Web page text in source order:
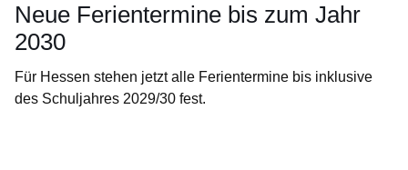
Neue Ferientermine bis zum Jahr
2030
Für Hessen stehen jetzt alle Ferientermine bis inklusive
des Schuljahres 2029/30 fest.